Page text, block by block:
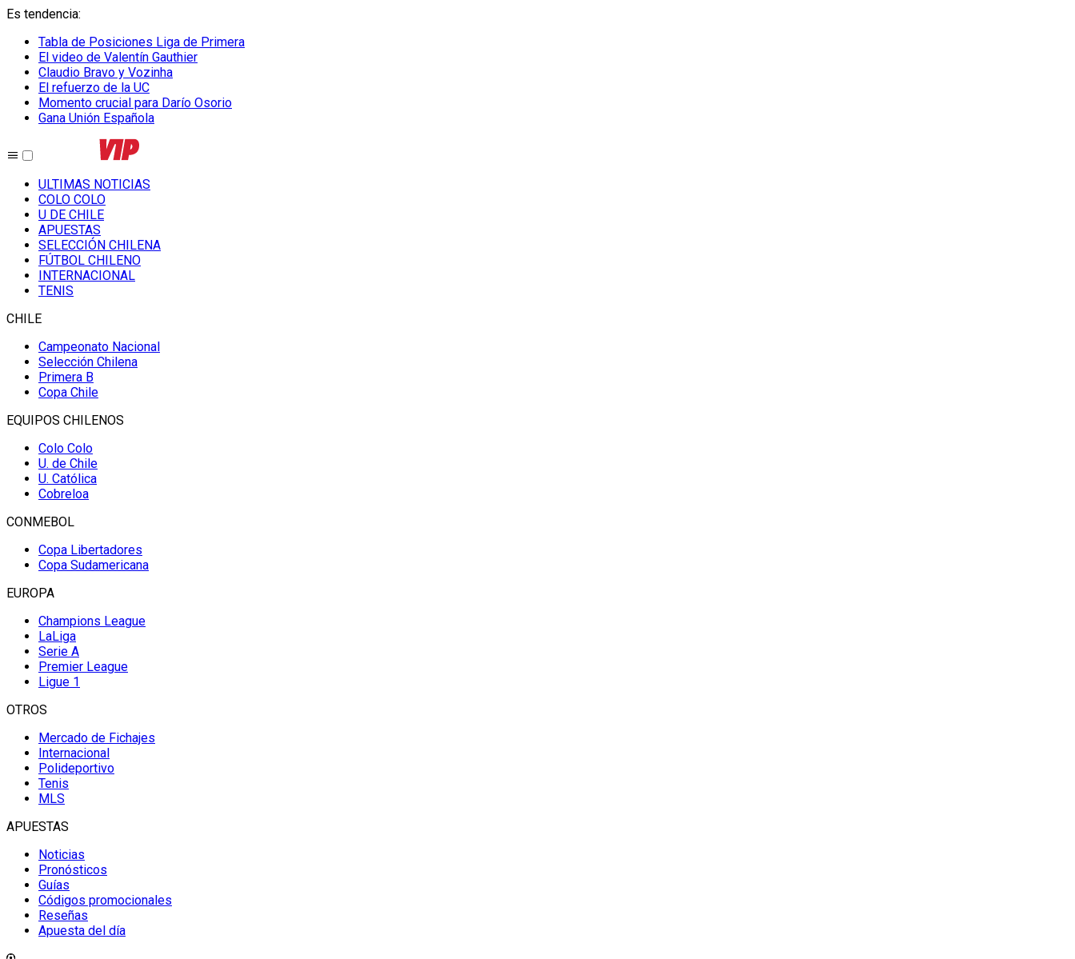
Es tendencia:
Tabla de Posiciones Liga de Primera
El video de Valentín Gauthier
Claudio Bravo y Vozinha
El refuerzo de la UC
Momento crucial para Darío Osorio
Gana Unión Española
ULTIMAS NOTICIAS
COLO COLO
U DE CHILE
APUESTAS
SELECCIÓN CHILENA
FÚTBOL CHILENO
INTERNACIONAL
TENIS
CHILE
Campeonato Nacional
Selección Chilena
Primera B
Copa Chile
EQUIPOS CHILENOS
Colo Colo
U. de Chile
U. Católica
Cobreloa
CONMEBOL
Copa Libertadores
Copa Sudamericana
EUROPA
Champions League
LaLiga
Serie A
Premier League
Ligue 1
OTROS
Mercado de Fichajes
Internacional
Polideportivo
Tenis
MLS
APUESTAS
Noticias
Pronósticos
Guías
Códigos promocionales
Reseñas
Apuesta del día